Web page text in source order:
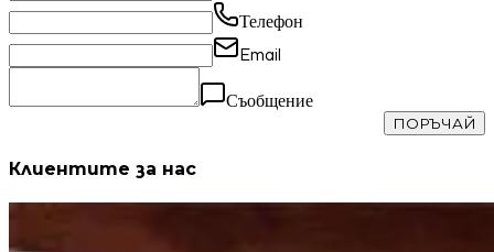
Телефон
Email
Съобщение
Клиентите за нас